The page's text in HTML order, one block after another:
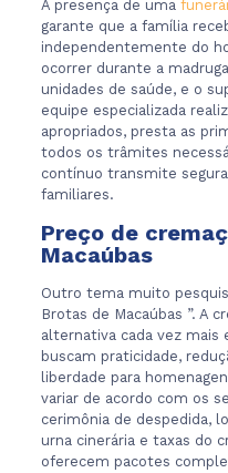
A presença de uma
garante que a família
independentemente do
ocorrer durante a
unidades de saúde, e o
equipe especializada
apropriados, presta as
todos os trâmites
contínuo transmite
familiares.
Preço de
Macaúbas
Outro tema muito
Brotas de Macaúbas ”. A
alternativa cada vez mais
buscam praticidade,
liberdade para
variar de acordo com os
cerimônia de despedida,
urna cinerária e taxas do
oferecem pacotes